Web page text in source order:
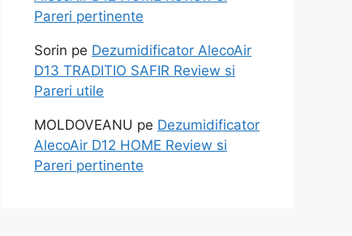
Pareri pertinente
Sorin pe Dezumidificator AlecoAir
D13 TRADITIO SAFIR Review si
Pareri utile
MOLDOVEANU pe Dezumidificator
AlecoAir D12 HOME Review si
Pareri pertinente